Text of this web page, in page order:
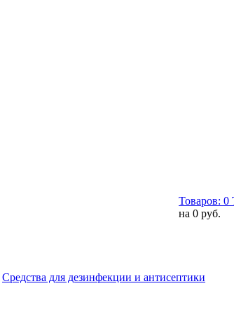
Товаров: 0
на 0 руб.
Средства для дезинфекции и антисептики